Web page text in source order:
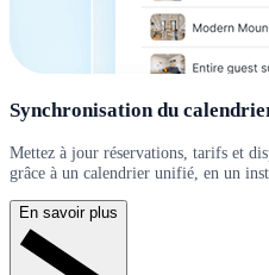
Synchronisation du
Mettez à jour réservations, tarifs et
grâce à un calendrier unifié, en un
En savoir plus